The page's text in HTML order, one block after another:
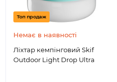
Топ продаж
Немає в наявності
Ліхтар кемпінговий Skif
Outdoor Light Drop Ultra